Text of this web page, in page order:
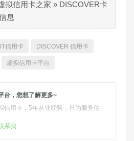
拟信用卡之家 » DISCOVER卡
息
信用卡 DISCOVER 信用卡
虚拟信用卡平台
台，您想了解更多~
信用卡，5年从业经验，只为服务你
系我